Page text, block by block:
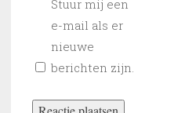
Stuur mij een
e-mail als er
nieuwe
berichten zijn.